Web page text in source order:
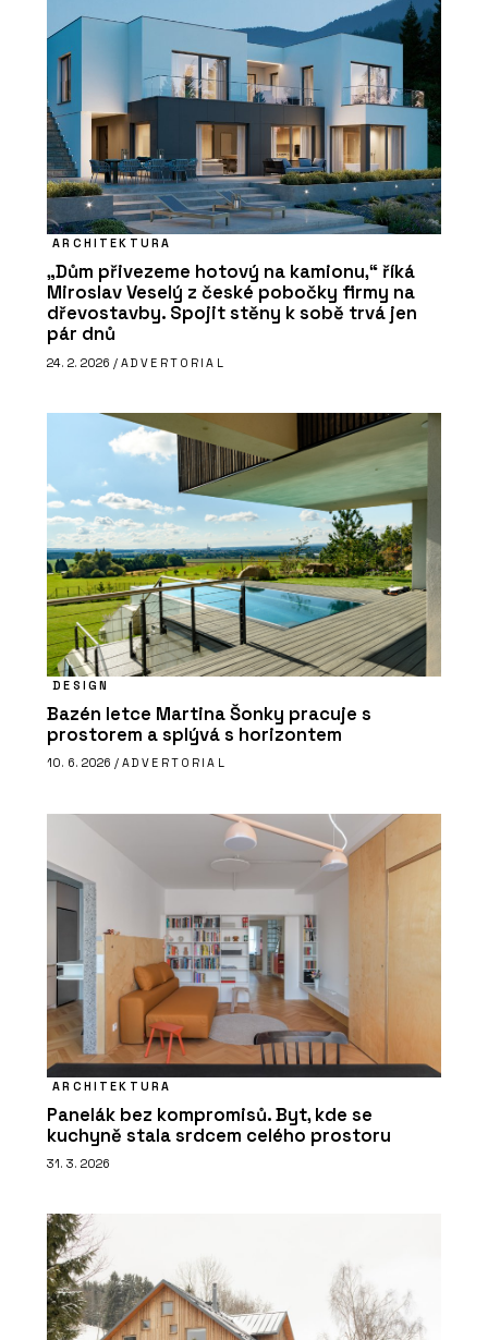
ARCHITEKTURA
„Dům přivezeme hotový na kamionu,“ říká
Miroslav Veselý z české pobočky firmy na
dřevostavby. Spojit stěny k sobě trvá jen
pár dnů
24. 2. 2026 / ADVERTORIAL
DESIGN
Bazén letce Martina Šonky pracuje s
prostorem a splývá s horizontem
10. 6. 2026 / ADVERTORIAL
ARCHITEKTURA
Panelák bez kompromisů. Byt, kde se
kuchyně stala srdcem celého prostoru
31. 3. 2026